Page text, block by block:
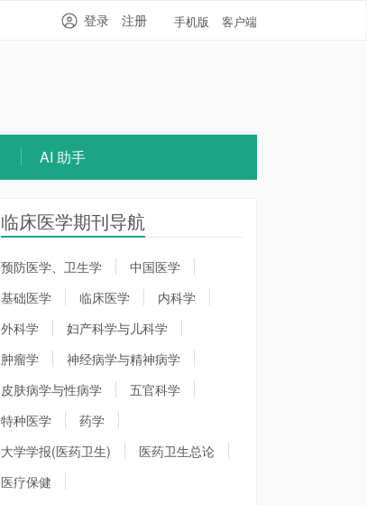
手机版 客户端
登录 注册
AI 助手
临床医学期刊导航
预防医学、卫生学
中国医学
基础医学
临床医学
内科学
外科学
妇产科学与儿科学
肿瘤学
神经病学与精神病学
皮肤病学与性病学
五官科学
特种医学
药学
大学学报(医药卫生)
医药卫生总论
医疗保健